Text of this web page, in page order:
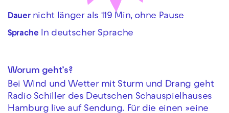
Dauer nicht länger als 119 Min, ohne Pause
Sprache In deutscher Sprache
Worum geht’s?
Bei Wind und Wetter mit Sturm und Drang geht
Radio Schiller des Deutschen Schauspielhauses
Hamburg live auf Sendung. Für die einen »eine